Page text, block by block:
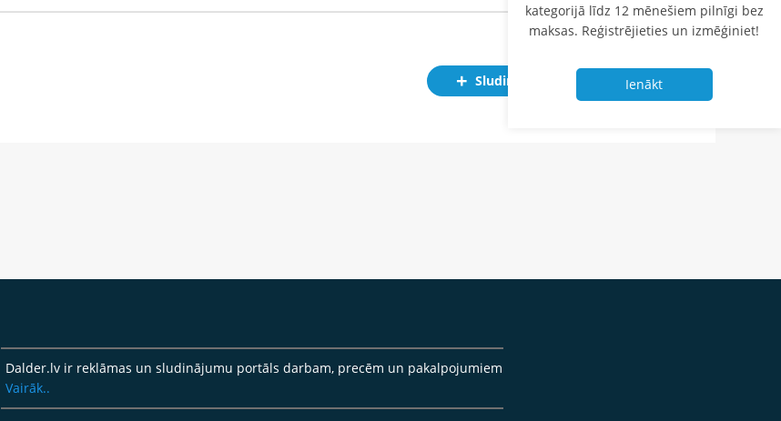
Sludinājums
kategorijā līdz 12 mēnešiem pilnīgi bez
maksas. Reģistrējieties un izmēģiniet!
Ienākt
Dalder.lv ir reklāmas un sludinājumu portāls darbam, precēm un pakalpojumiem
Vairāk..